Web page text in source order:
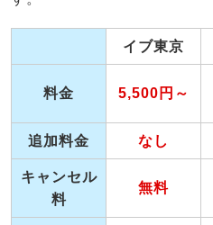
イブ東京
料金 5,500円～
追加料金 なし
キャンセル
料
無料